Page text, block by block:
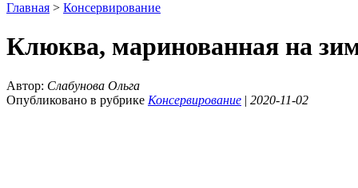
Главная > Консервирование
Клюква, маринованная на
Автор: Слабунова Ольга
Опубликовано в рубрике Консервирование | 2020-11-02